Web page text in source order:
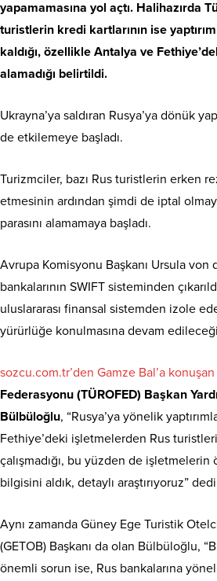
yapamamasına yol açtı. Halihazırda
turistlerin kredi kartlarının ise
kaldığı, özellikle Antalya ve
alamadığı belirtildi.
Ukrayna’ya saldıran Rusya’ya dönük
de etkilemeye başladı.
Turizmciler, bazı Rus turistlerin erken
etmesinin ardından şimdi de iptal
parasını alamamaya başladı.
Avrupa Komisyonu Başkanı Ursula von
bankalarının SWIFT sisteminden
uluslararası finansal sistemden izole
yürürlüğe konulmasına devam
sozcu.com.tr’den Gamze Bal’a konuşan
Federasyonu (TÜROFED) Başkan
Bülbüloğlu, “Rusya’ya yönelik
Fethiye’deki işletmelerden Rus
çalışmadığı, bu yüzden de işletmelerin
bilgisini aldık, detaylı araştırıyoruz”
Aynı zamanda Güney Ege Turistik
(GETOB) Başkanı da olan Bülbüloğlu,
önemli sorun ise, Rus bankalarına